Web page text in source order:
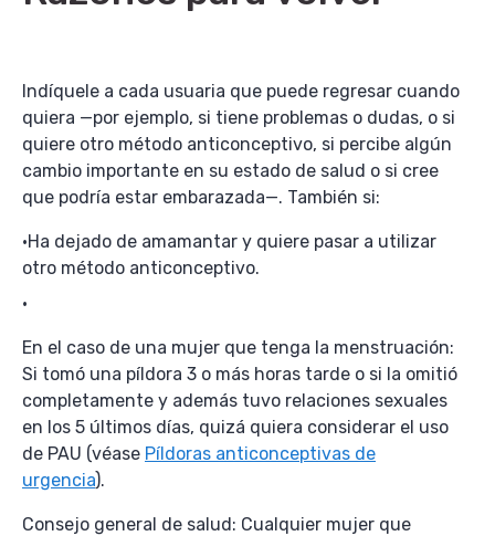
Indíquele a cada usuaria que puede regresar cuando
quiera —por ejemplo, si tiene problemas o dudas, o si
quiere otro método anticonceptivo, si percibe algún
cambio importante en su estado de salud o si cree
que podría estar embarazada—. También si:
Ha dejado de amamantar y quiere pasar a utilizar
otro método anticonceptivo.
En el caso de una mujer que tenga la menstruación:
Si tomó una píldora 3 o más horas tarde o si la omitió
completamente y además tuvo relaciones sexuales
en los 5 últimos días, quizá quiera considerar el uso
de PAU (véase Píldoras anticonceptivas de
urgencia).
Consejo general de salud: Cualquier mujer que